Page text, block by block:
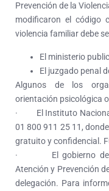
Prevención de la
modificaron el código
violencia familiar debe
El ministerio
El juzgado penal
Algunos de los
orientación psicológica
· El Instituto Nacional
01 800 911 25 11,
gratuito y confidencial.
· El gobierno del
Atención y Prevención
delegación. Para